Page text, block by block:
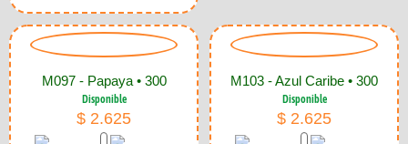
M097 - Papaya • 300
Disponible
$ 2.625
M103 - Azul Caribe • 300
Disponible
$ 2.625